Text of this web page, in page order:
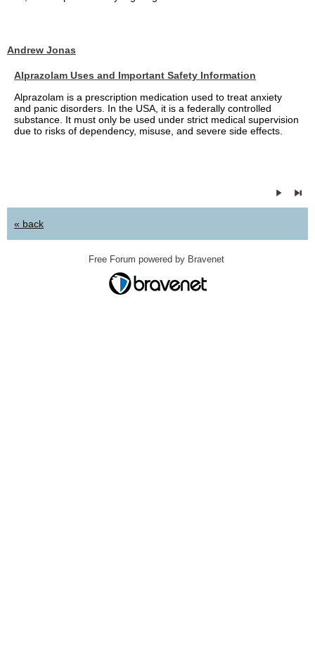
Andrew Jonas
Alprazolam Uses and Important Safety Information
Alprazolam is a prescription medication used to treat anxiety
and panic disorders. In the USA, it is a federally controlled
substance. It must only be used under strict medical supervision
due to risks of dependency, misuse, and severe side effects.
« back
Free Forum powered by Bravenet